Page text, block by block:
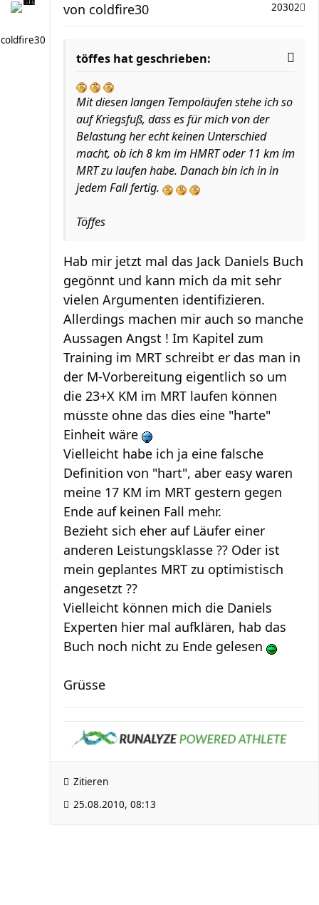
coldfire30
20302
von coldfire30
töffes hat geschrieben:
Mit diesen langen Tempoläufen stehe ich so
auf Kriegsfuß, dass es für mich von der
Belastung her echt keinen Unterschied
macht, ob ich 8 km im HMRT oder 11 km im
MRT zu laufen habe. Danach bin ich in in
jedem Fall fertig.
Töffes
Hab mir jetzt mal das Jack Daniels Buch
gegönnt und kann mich da mit sehr
vielen Argumenten identifizieren.
Allerdings machen mir auch so manche
Aussagen Angst ! Im Kapitel zum
Training im MRT schreibt er das man in
der M-Vorbereitung eigentlich so um
die 23+X KM im MRT laufen können
müsste ohne das dies eine "harte"
Einheit wäre
Vielleicht habe ich ja eine falsche
Definition von "hart", aber easy waren
meine 17 KM im MRT gestern gegen
Ende auf keinen Fall mehr.
Bezieht sich eher auf Läufer einer
anderen Leistungsklasse ?? Oder ist
mein geplantes MRT zu optimistisch
angesetzt ??
Vielleicht können mich die Daniels
Experten hier mal aufklären, hab das
Buch noch nicht zu Ende gelesen
Grüsse
Zitieren
25.08.2010, 08:13